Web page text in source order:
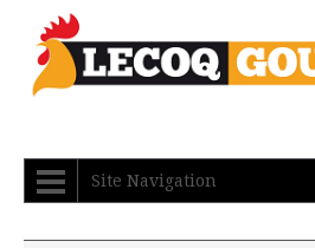
Site Navigation